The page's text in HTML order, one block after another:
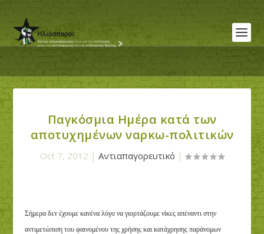
Παγκόσμια Ημέρα κατά των
αποτυχημένων ναρκω-πολιτικών
Oct 7, 2012 | Αντιαπαγορευτικό |
Σήμερα δεν έχουμε κανένα λόγο να γιορτάζουμε νίκες απέναντι στην
αντιμετώπιση του φαινομένου της χρήσης και κατάχρησης παράνομων